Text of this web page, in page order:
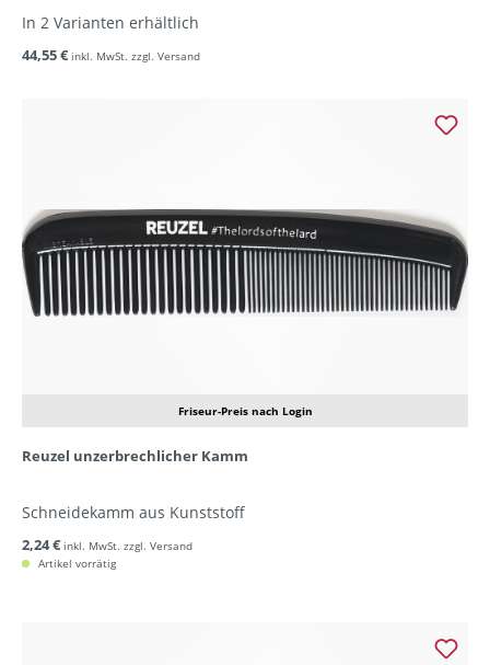
In 2 Varianten erhältlich
44,55 € inkl. MwSt. zzgl. Versand
Friseur-Preis nach Login
Reuzel unzerbrechlicher Kamm
Schneidekamm aus Kunststoff
2,24 € inkl. MwSt. zzgl. Versand
Artikel vorrätig